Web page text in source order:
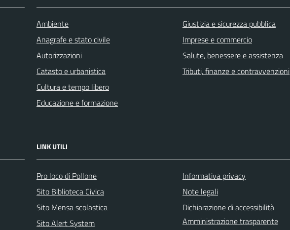
Ambiente
Anagrafe e stato civile
Autorizzazioni
Catasto e urbanistica
Cultura e tempo libero
Educazione e formazione
Giustizia e sicurezza pubblica
Imprese e commercio
Salute, benessere e assistenza
Tributi, finanze e contravvenzioni
LINK UTILI
Pro loco di Pollone
Sito Biblioteca Civica
Sito Mensa scolastica
Sito Alert System
Informativa privacy
Note legali
Dichiarazione di accessibilità
Amministrazione trasparente